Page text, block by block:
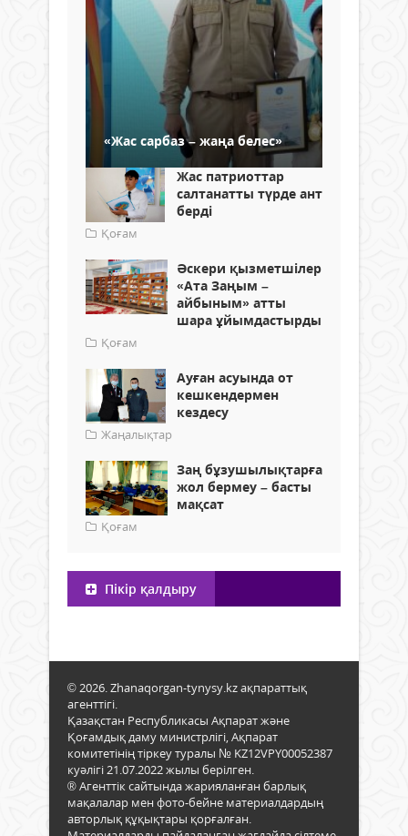
«Жас сарбаз – жаңа белес»
Жас патриоттар
салтанатты түрде ант
берді
Қоғам
Әскери қызметшілер
«Ата Заңым –
айбыным» атты
шара ұйымдастырды
Қоғам
Ауған асуында от
кешкендермен
кездесу
Жаңалықтар
Заң бұзушылықтарға
жол бермеу – басты
мақсат
Қоғам
Пікір қалдыру
© 2026. Zhanaqorgan-tynysy.kz ақпараттық
агенттігі.
Қазақстан Республикасы Ақпарат және
Қоғамдық даму министрлігі, Ақпарат
комитетінің тіркеу туралы № KZ12VPY00052387
куәлігі 21.07.2022 жылы берілген.
® Агенттік сайтында жарияланған барлық
мақалалар мен фото-бейне материалдардың
авторлық құқықтары қорғалған.